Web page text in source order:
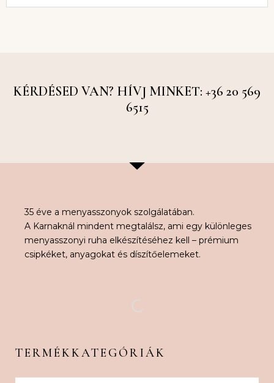
KÉRDÉSED VAN? HÍVJ MINKET: +36 20 569
6515
35 éve a menyasszonyok szolgálatában.
A Karnaknál mindent megtalálsz, ami egy különleges
menyasszonyi ruha elkészítéséhez kell – prémium
csipkéket, anyagokat és díszítőelemeket.
TERMÉKKATEGÓRIÁK